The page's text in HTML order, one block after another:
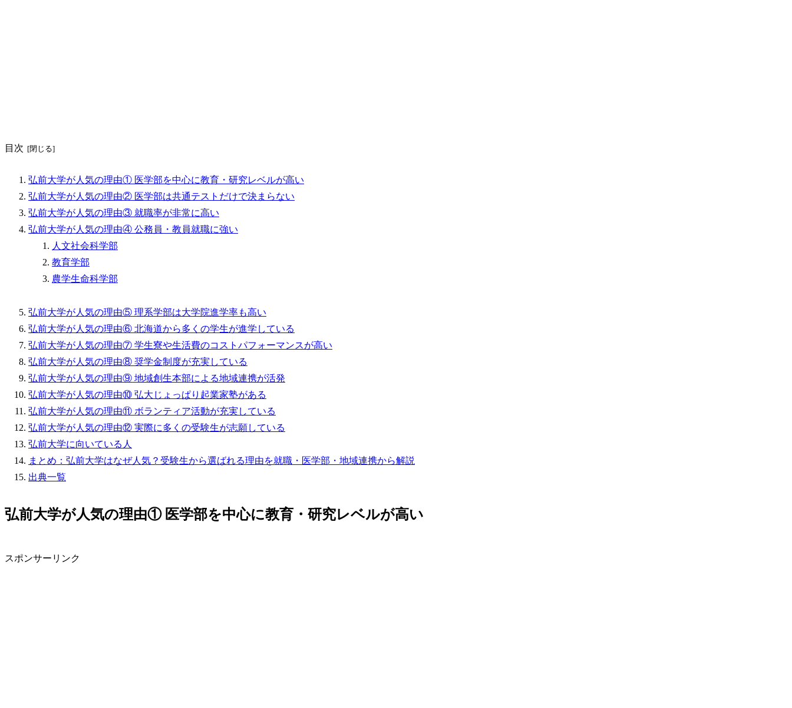
目次
弘前大学が人気の理由① 医学部を中心に教育・研究レベルが高い
弘前大学が人気の理由② 医学部は共通テストだけで決まらない
弘前大学が人気の理由③ 就職率が非常に高い
弘前大学が人気の理由④ 公務員・教員就職に強い
人文社会科学部
教育学部
農学生命科学部
弘前大学が人気の理由⑤ 理系学部は大学院進学率も高い
弘前大学が人気の理由⑥ 北海道から多くの学生が進学している
弘前大学が人気の理由⑦ 学生寮や生活費のコストパフォーマンスが高い
弘前大学が人気の理由⑧ 奨学金制度が充実している
弘前大学が人気の理由⑨ 地域創生本部による地域連携が活発
弘前大学が人気の理由⑩ 弘大じょっぱり起業家塾がある
弘前大学が人気の理由⑪ ボランティア活動が充実している
弘前大学が人気の理由⑫ 実際に多くの受験生が志願している
弘前大学に向いている人
まとめ：弘前大学はなぜ人気？受験生から選ばれる理由を就職・医学部・地域連携から解説
出典一覧
弘前大学が人気の理由① 医学部を中心に教育・研究レベルが高い
スポンサーリンク